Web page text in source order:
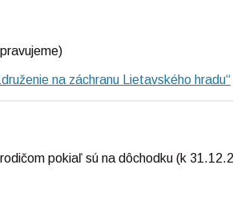
na záchranu Lietavského hradu“
pokiaľ sú na dôchodku (k